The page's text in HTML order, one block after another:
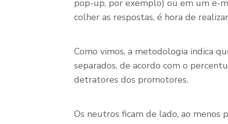
pop-up, por exemplo) ou em um e-
colher as respostas, é hora de
Como vimos, a metodologia indica
separados, de acordo com o
detratores dos promotores.
Os neutros ficam de lado, ao menos